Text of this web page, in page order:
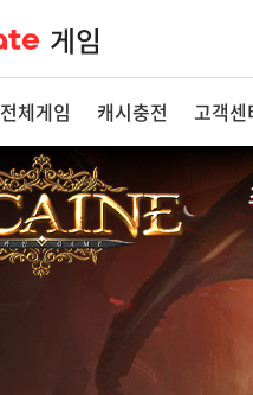
전체게임 캐시충전 고객센